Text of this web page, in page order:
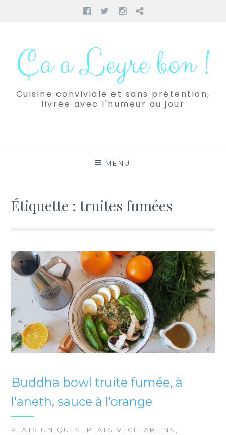
Facebook
TwitterInstagram
Pinterest
contenuÇa a Leyre bon !
Cuisine conviviale et sans prétention,
livrée avec l'humeur du jour
MENU
Étiquette :truites fumées
Buddha bowl truite fumée, à
l’aneth, sauce à l’orange
PLATS UNIQUES , PLATS VÉGÉTARIENS ,